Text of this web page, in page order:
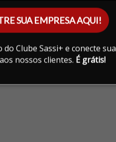
SUA EMPRESA AQUI!
do Clube Sassi+ e conecte sua
nossos clientes. É grátis!